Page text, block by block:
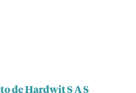
de Hardwit S A S